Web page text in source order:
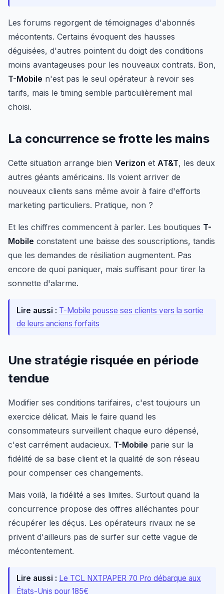
Les forums regorgent de témoignages d'abonnés
mécontents. Certains évoquent des hausses
déguisées, d'autres pointent du doigt des conditions
moins avantageuses pour les nouveaux contrats. Bon,
T-Mobile n'est pas le seul opérateur à revoir ses
tarifs, mais le timing semble particulièrement mal
choisi.
La concurrence se frotte les mains
Cette situation arrange bien Verizon et AT&T, les deux
autres géants américains. Ils voient arriver de
nouveaux clients sans même avoir à faire d'efforts
marketing particuliers. Pratique, non ?
Et les chiffres commencent à parler. Les boutiques T-
Mobile constatent une baisse des souscriptions, tandis
que les demandes de résiliation augmentent. Pas
encore de quoi paniquer, mais suffisant pour tirer la
sonnette d'alarme.
Lire aussi : T-Mobile pousse ses clients vers la sortie
de leurs anciens forfaits
Une stratégie risquée en période
tendue
Modifier ses conditions tarifaires, c'est toujours un
exercice délicat. Mais le faire quand les
consommateurs surveillent chaque euro dépensé,
c'est carrément audacieux. T-Mobile parie sur la
fidélité de sa base client et la qualité de son réseau
pour compenser ces changements.
Mais voilà, la fidélité a ses limites. Surtout quand la
concurrence propose des offres alléchantes pour
récupérer les déçus. Les opérateurs rivaux ne se
privent d'ailleurs pas de surfer sur cette vague de
mécontentement.
Lire aussi : Le TCL NXTPAPER 70 Pro débarque aux
États-Unis pour 185€